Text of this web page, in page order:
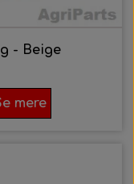
- Beige
mere